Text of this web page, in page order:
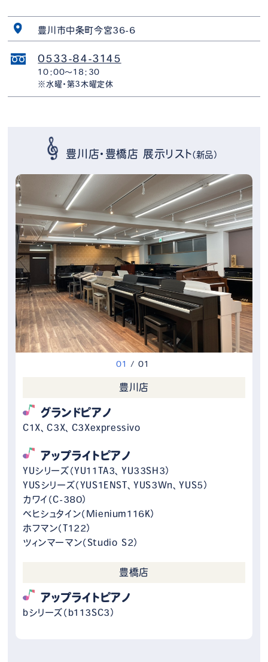
豊川市中条町今宮36-6
0533-84-3145
10：00～18：30
※水曜・第3木曜定休
豊川店・豊橋店 展示リスト（新品）
01 /01
豊川店
グランドピアノ
C1X、C3X、C3Xexpressivo
アップライトピアノ
YUシリーズ（YU11TA3、YU33SH3）
YUSシリーズ（YUS1ENST、YUS3Wn、YUS5）
カワイ（C-380）
ベヒシュタイン（Mienium116K）
ホフマン（T122）
ツィンマーマン（Studio S2）
豊橋店
アップライトピアノ
bシリーズ（b113SC3）